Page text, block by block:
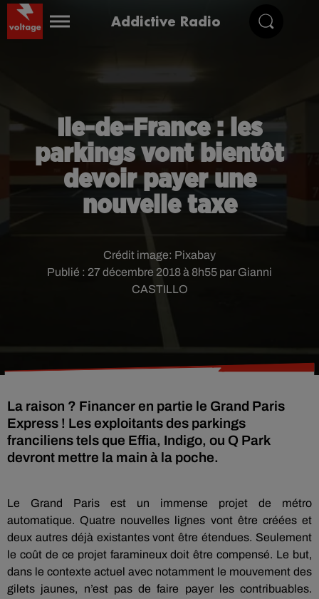
Addictive Radio
Ile-de-France : les
parkings vont bientôt
devoir payer une
nouvelle taxe
Publié : 27 décembre 2018 à 8h55 par Gianni
CASTILLO
Crédit image: Pixabay
La raison ? Financer en partie le Grand Paris
Express ! Les exploitants des parkings
franciliens tels que Effia, Indigo, ou Q Park
devront mettre la main à la poche.
Le Grand Paris est un immense projet de métro
automatique. Quatre nouvelles lignes vont être créées et
deux autres déjà existantes vont être étendues. Seulement
le coût de ce projet faramineux doit être compensé. Le but,
dans le contexte actuel avec notamment le mouvement des
gilets jaunes, n’est pas de faire payer les contribuables.